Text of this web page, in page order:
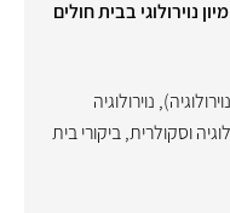
נוירולוגי בבית חולים
, נוירולוגיה
וסקולרית,ביקורי בית